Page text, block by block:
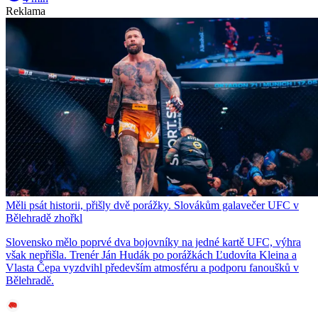
Reklama
Měli psát historii, přišly dvě porážky. Slovákům galavečer UFC v
Bělehradě zhořkl
Slovensko mělo poprvé dva bojovníky na jedné kartě UFC, výhra
však nepřišla. Trenér Ján Hudák po porážkách Ľudovíta Kleina a
Vlasta Čepa vyzdvihl především atmosféru a podporu fanoušků v
Bělehradě.